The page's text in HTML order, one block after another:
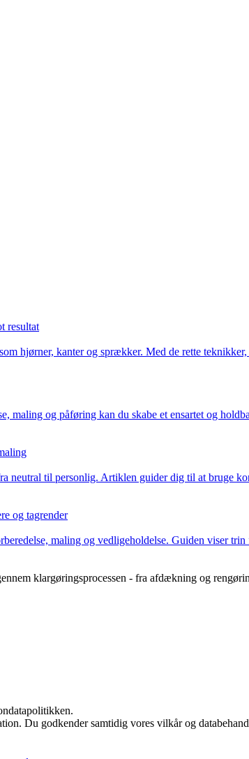
resultat
hjørner, kanter og sprækker. Med de rette
maling og påføring kan du skabe et ensartet og
til personlig. Artiklen guider dig til at bruge
og tagrender
maling og vedligeholdelse. Guiden viser
klargøringsprocessen - fra afdækning og
Du godkender samtidig vores vilkår og